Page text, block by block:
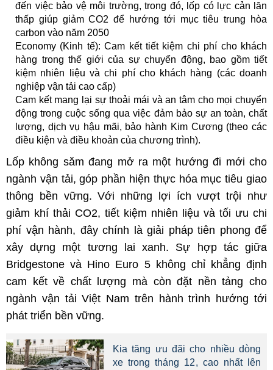
đến việc bảo vệ môi trường, trong đó, lốp có lực cản lăn
thấp giúp giảm CO2 để hướng tới mục tiêu trung hòa
carbon vào năm 2050
Economy (Kinh tế): Cam kết tiết kiệm chi phí cho khách
hàng trong thế giới của sự chuyển động, bao gồm tiết
kiệm nhiên liệu và chi phí cho khách hàng (các doanh
nghiệp vận tải cao cấp)
Cam kết mang lại sự thoải mái và an tâm cho mọi chuyển
động trong cuộc sống qua việc đảm bảo sự an toàn, chất
lượng, dịch vụ hậu mãi, bảo hành Kim Cương (theo các
điều kiện và điều khoản của chương trình).
Lốp không săm đang mở ra một hướng đi mới cho
ngành vận tải, góp phần hiện thực hóa mục tiêu giao
thông bền vững. Với những lợi ích vượt trội như
giảm khí thải CO2, tiết kiệm nhiên liệu và tối ưu chi
phí vận hành, đây chính là giải pháp tiên phong để
xây dựng một tương lai xanh. Sự hợp tác giữa
Bridgestone và Hino Euro 5 không chỉ khẳng định
cam kết về chất lượng mà còn đặt nền tảng cho
ngành vận tải Việt Nam trên hành trình hướng tới
phát triển bền vững.
Kia tăng ưu đãi cho nhiều dòng
xe trong tháng 12, cao nhất lên